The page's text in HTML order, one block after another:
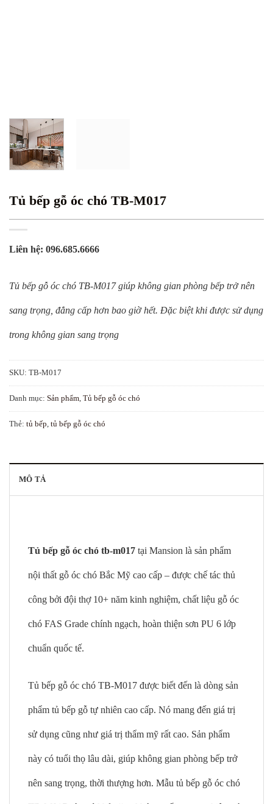
Tủ bếp gỗ óc chó TB-M017
Liên hệ: 096.685.6666
Tủ bếp gỗ óc chó TB-M017 giúp không gian phòng bếp trở nên
sang trọng, đẳng cấp hơn bao giờ hết. Đặc biệt khi được sử dụng
trong không gian sang trọng
SKU: TB-M017
Danh mục: Sản phẩm, Tủ bếp gỗ óc chó
Thẻ: tủ bếp, tủ bếp gỗ óc chó
MÔ TẢ
Tủ bếp gỗ óc chó tb-m017 tại Mansion là sản phẩm
nội thất gỗ óc chó Bắc Mỹ cao cấp – được chế tác thủ
công bởi đội thợ 10+ năm kinh nghiệm, chất liệu gỗ óc
chó FAS Grade chính ngạch, hoàn thiện sơn PU 6 lớp
chuẩn quốc tế.
Tủ bếp gỗ óc chó TB-M017 được biết đến là dòng sản
phẩm tủ bếp gỗ tự nhiên cao cấp. Nó mang đến giá trị
sử dụng cũng như giá trị thẩm mỹ rất cao. Sản phẩm
này có tuổi thọ lâu dài, giúp không gian phòng bếp trở
nên sang trọng, thời thượng hơn. Mẫu tủ bếp gỗ óc chó